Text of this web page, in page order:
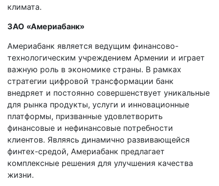
климата.
ЗАО «Америабанк»
Америабанк является ведущим финансово-
технологическим учреждением Армении и играет
важную роль в экономике страны. В рамках
стратегии цифровой трансформации банк
внедряет и постоянно совершенствует уникальные
для рынка продукты, услуги и инновационные
платформы, призванные удовлетворить
финансовые и нефинансовые потребности
клиентов. Являясь динамично развивающейся
финтех-средой, Америабанк предлагает
комплексные решения для улучшения качества
жизни.